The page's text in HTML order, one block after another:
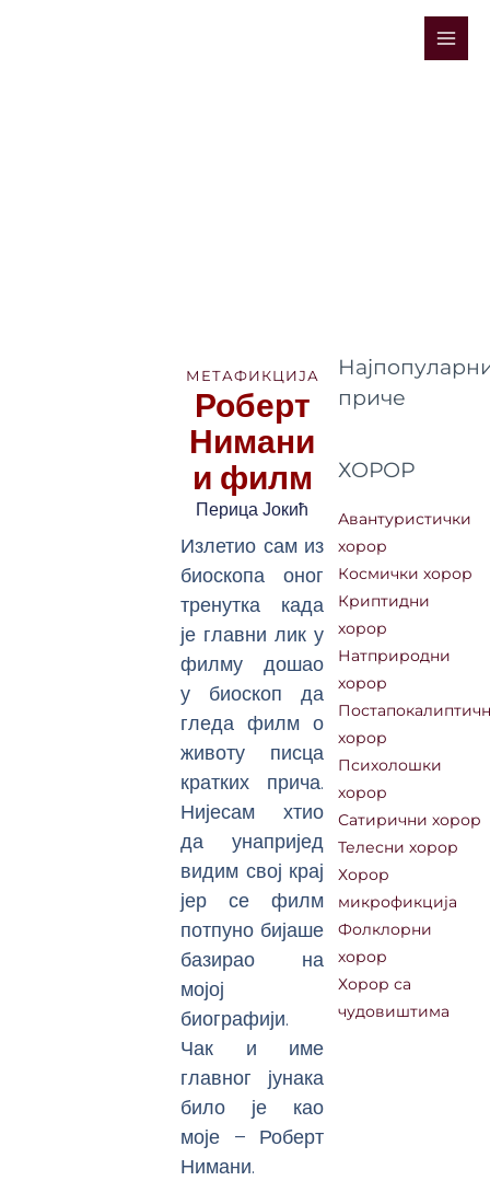
Main
МЕТАФИКЦИЈА
Роберт
Нимани
и филм
Перица Јокић
Излетио сам из
биоскопа оног
тренутка када
је главни лик у
филму дошао
у биоскоп да
гледа филм о
животу писца
кратких прича.
Нијесам хтио
да унапријед
видим свој крај
јер се филм
потпуно бијаше
базирао на
мојој
биографији.
Чак и име
главног јунака
било је као
моје – Роберт
Нимани.
приче
ХОРОР
Авантуристички
хорор
Космички хорор
Криптидни
хорор
Натприродни
хорор
хорор
Психолошки
хорор
Сатирични хорор
Телесни хорор
Хорор
микрофикција
Фолклорни
хорор
Хорор са
чудовиштима